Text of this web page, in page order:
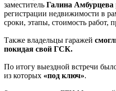
заместитель Галина Амбурцева
регистрации недвижимости в
сроки, этапы, стоимость работ,
Также владельцы гаражей
покидая свой ГСК.
По итогу выездной встречи
из которых «под ключ».